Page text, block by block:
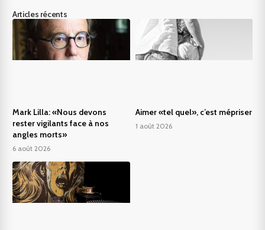
Articles récents
Mark Lilla: «Nous devons
rester vigilants face à nos
angles morts»
6 août 2026
Aimer «tel quel», c’est mépriser
1 août 2026